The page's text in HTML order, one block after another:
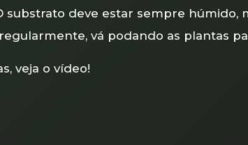
substrato deve estar sempre húmido,
vá podando as plantas
veja o vídeo!